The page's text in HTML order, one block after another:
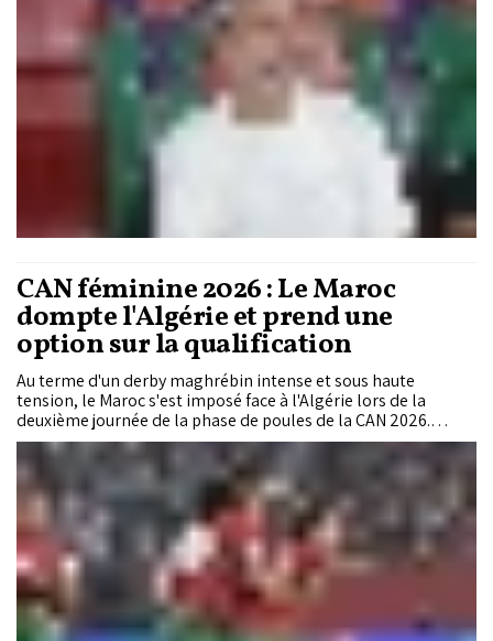
CAN féminine 2026 : Le Maroc
dompte l'Algérie et prend une
option sur la qualification
Au terme d'un derby maghrébin intense et sous haute
tension, le Maroc s'est imposé face à l'Algérie lors de la
deuxième journée de la phase de poules de la CAN 2026.
Devant un public survolté et totalement acquis à leur cause,
les Lionnes de l'Atlas ont su faire preuve de patience et de
pragmatisme pour empocher trois points capitaux dans la
course à la qualification grâce à un but de la chevronné Sanaa
Msouddy. Cette victoire probante permet à la sélection
marocaine de prendre seule la tête de son groupe.